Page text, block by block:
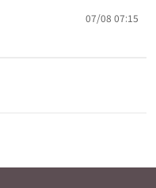
07/08 07:15